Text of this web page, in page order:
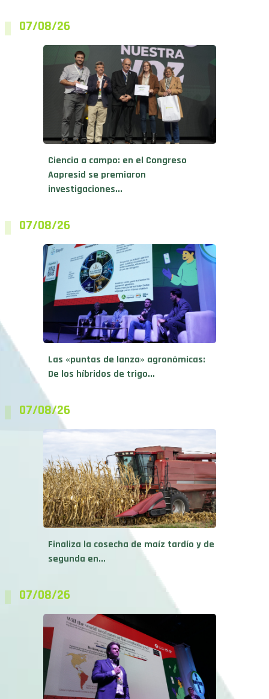
07/08/26
Ciencia a campo: en el Congreso
Aapresid se premiaron
investigaciones...
07/08/26
Las «puntas de lanza» agronómicas:
De los híbridos de trigo...
07/08/26
Finaliza la cosecha de maíz tardío y de
segunda en...
07/08/26